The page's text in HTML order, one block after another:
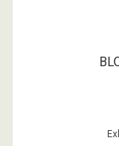
- Speciellt